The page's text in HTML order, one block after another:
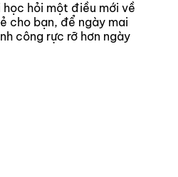
hỏi một điều mới về
cho bạn, để ngày mai
công rực rỡ hơn ngày